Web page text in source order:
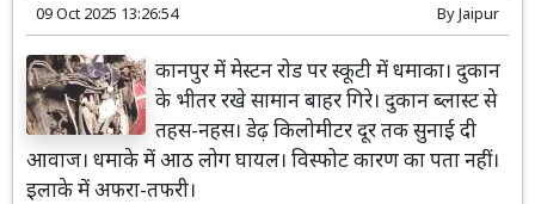
09 Oct 2025 13:26:54 ByJaipur
कानपुर में मेस्टन रोड पर स्कूटी में धमाका। दुकान
के भीतर रखे सामान बाहर गिरे। दुकान ब्लास्ट से
तहस-नहस। डेढ़ किलोमीटर दूर तक सुनाई दी
आवाज। धमाके में आठ लोग घायल। विस्फोट कारण का पता नहीं।
इलाके में अफरा-तफरी।